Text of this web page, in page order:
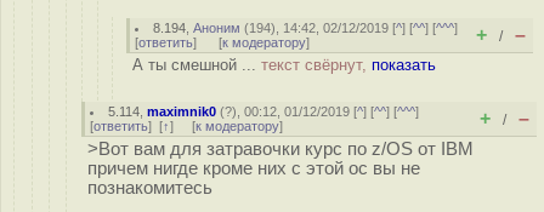
8.194 ,Аноним (194), 14:42, 02/12/2019 [^] [^^] [^^^]
[ответить] [к модератору] + / –
А ты смешной ... текст свёрнут, показать
5.114 ,maximnik0 (?), 00:12, 01/12/2019 [^] [^^] [^^^]
[ответить] [↑] [к модератору] + / –
>Вот вам для затравочки курс по z/OS от IBM
причем нигде кроме них с этой ос вы не
познакомитесь